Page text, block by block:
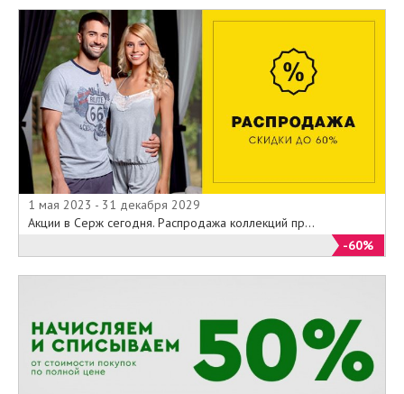
1 мая 2023 - 31 декабря 2029
Акции в Серж сегодня. Распродажа коллекций пр...
-60%